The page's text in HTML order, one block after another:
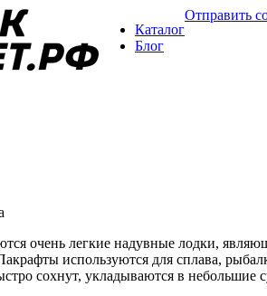
Каталог
Блог
Отправить
очень легкие надувные лодки,
используются для сплава,
сохнут, укладываются в небольшие